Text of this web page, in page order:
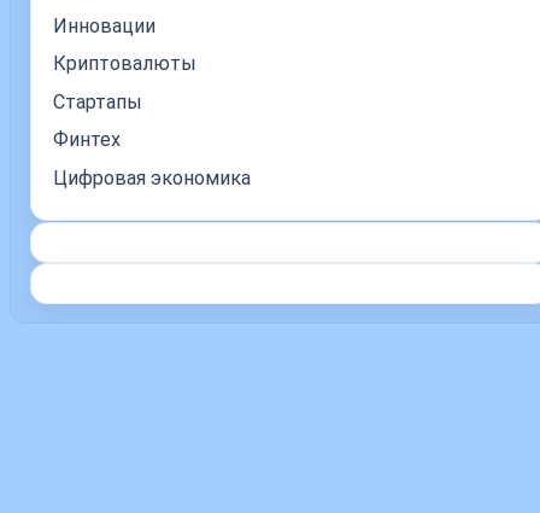
Инновации
Криптовалюты
Стартапы
Финтех
Цифровая экономика